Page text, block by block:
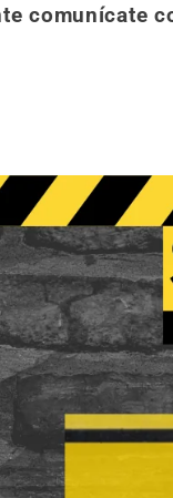
comunícate